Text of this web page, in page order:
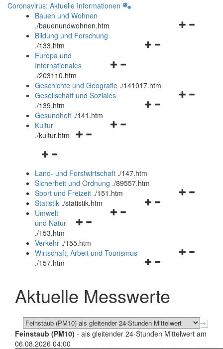
Coronavirus: Aktuelle Informationen
Bauen und Wohnen
./bauenundwohnen.htm
Navigationsmenü
Bildung und Forschung
./133.htm
Navigationsmenü
und
schließen
Europa und
Internationales
./203110.htm
Geschichte und Geografie ./141017.htm
Navigationsmenü
Gesellschaft und Soziales
./139.htm
Navigationsmenü
Gesundheit ./141.htm
Navigationsmenü
Kultur
./kultur.htm
Navigationsmenü
und
schließen
Land- und Forstwirtschaft ./147.htm
Sicherheit und Ordnung ./89557.htm
Navigationsmenü
Sport und Freizeit ./151.htm
Navigationsmenü
Statistik ./statistik.htm
Navigationsmenü
und
schließen
Umwelt
und Natur
./153.htm
Verkehr ./155.htm
Navigationsmenü
schließen
Wirtschaft, Arbeit und Tourismus
./157.htm
Aktuelle Messwerte
Feinstaub (PM10) - als gleitender 24-Stunden Mittelwert am
06.08.2026 04:00